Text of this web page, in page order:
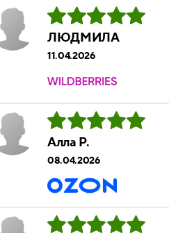
ЛЮДМИЛА
11.04.2026
Алла Р.
08.04.2026